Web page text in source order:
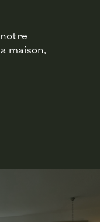
maison,